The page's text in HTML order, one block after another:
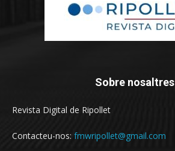
Sobre nosaltres
Revista Digital de Ripollet
Contacteu-nos: fmwripollet@gmail.com